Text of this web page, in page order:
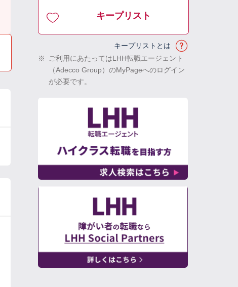
キープリスト
キープリストとは
※
ご利用にあたってはLHH転職エージェント
（Adecco Group）のMyPageへのログイン
が必要です。